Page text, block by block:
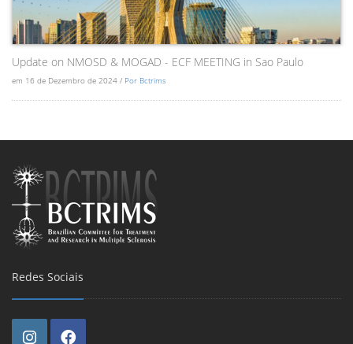
Update on NMOSD & MOGAD - ECF MEETING in Sao Paulo
em 16 de Dezembro de 2024 / Por Bctrims
Redes Sociais